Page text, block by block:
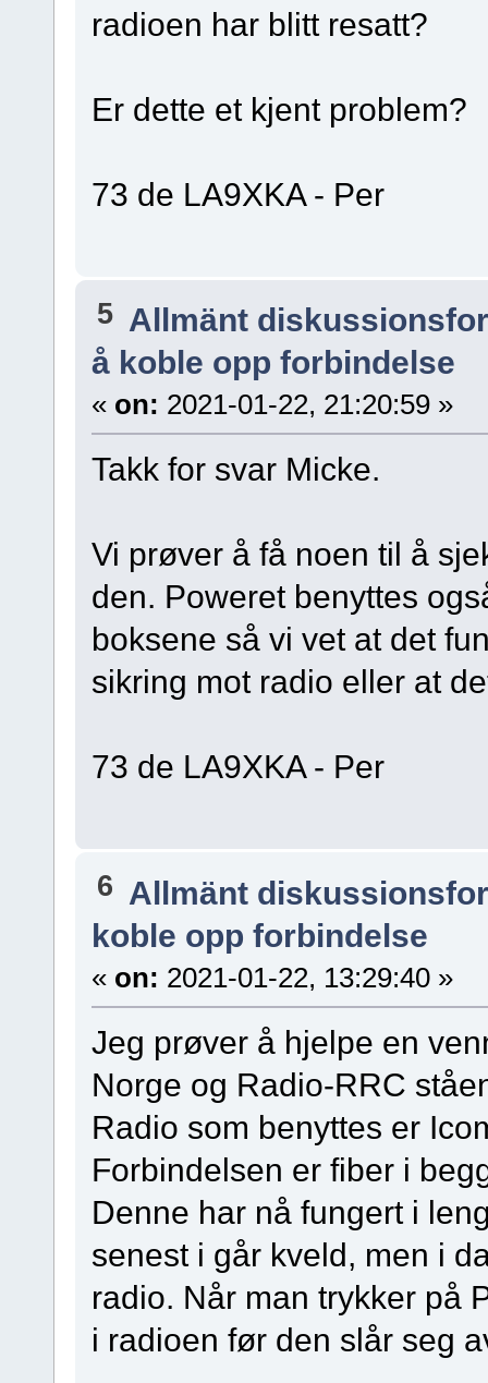
radioen har blitt resatt?
Er dette et kjent problem?
73 de LA9XKA - Per
5 Allmänt
å koble opp forbindelse
« on: 2021-01-22, 21:20:59 »
Takk for svar Micke.
Vi prøver å få noen til å
den. Poweret benyttes
boksene så vi vet at det
sikring mot radio eller at
73 de LA9XKA - Per
6 Allmänt
koble opp forbindelse
« on: 2021-01-22, 13:29:40 »
Jeg prøver å hjelpe en
Norge og Radio-RRC
Radio som benyttes er
Forbindelsen er fiber i
Denne har nå fungert i
senest i går kveld, men i
radio. Når man trykker på
i radioen før den slår seg